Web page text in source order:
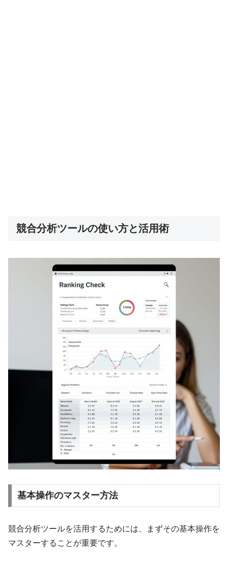
競合分析ツールの使い方と活用術
基本操作のマスター方法
競合分析ツールを活用するためには、まずその基本操作を
マスターすることが重要です。